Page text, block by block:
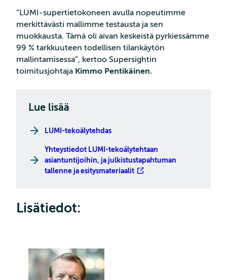
”LUMI-supertietokoneen avulla nopeutimme
merkittävästi mallimme testausta ja sen
muokkausta. Tämä oli aivan keskeistä pyrkiessämme
99 % tarkkuuteen todellisen tilankäytön
mallintamisessa”, kertoo Supersightin
toimitusjohtaja Kimmo Pentikäinen.
Lue lisää
LUMI-tekoälytehdas
Yhteystiedot LUMI-tekoälytehtaan
asiantuntijoihin, ja julkistustapahtuman
tallenne ja esitysmateriaalit
Lisätiedot: